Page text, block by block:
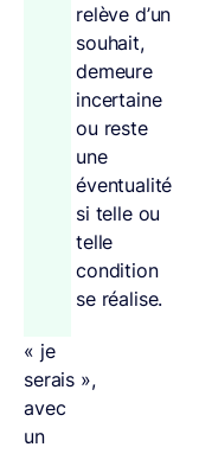
relève d’un
souhait,
demeure
incertaine
ou reste
une
éventualité
si telle ou
telle
condition
se réalise.
« je
serais »,
avec
un